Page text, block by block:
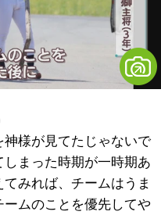
神様が見てたじゃないで
まった時期が一時期あ
みれば、チームはうま
ームのことを優先してや